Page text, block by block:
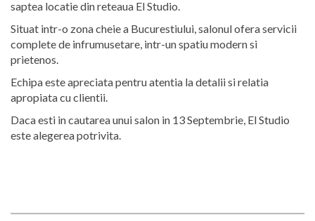
saptea locatie din reteaua El Studio.
Situat intr-o zona cheie a Bucurestiului, salonul ofera servicii
complete de infrumusetare, intr-un spatiu modern si
prietenos.
Echipa este apreciata pentru atentia la detalii si relatia
apropiata cu clientii.
Daca esti in cautarea unui salon in 13 Septembrie, El Studio
este alegerea potrivita.